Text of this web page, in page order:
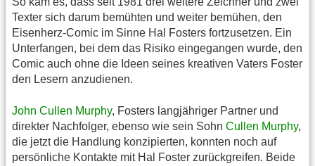
Texter sich darum bemühten und weiter bemühen, den
Eisenherz-Comic im Sinne Hal Fosters fortzusetzen. Ein
Unterfangen, bei dem das Risiko eingegangen wurde, den
Comic auch ohne die Ideen seines kreativen Vaters Foster
den Lesern anzudienen.
John Cullen Murphy, Fosters langjähriger Partner und
direkter Nachfolger, ebenso wie sein Sohn Cullen Murphy,
die jetzt die Handlung konzipierten, konnten noch auf
persönliche Kontakte mit Hal Foster zurückgreifen. Beide